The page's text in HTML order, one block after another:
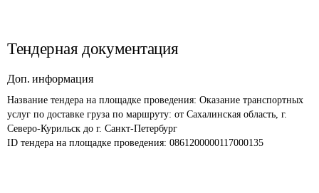
Тендерная документация
Доп. информация
Название тендера на площадке проведения: Оказание транспортных
услуг по доставке груза по маршруту: от Сахалинская область, г.
Северо-Курильск до г. Санкт-Петербург
ID тендера на площадке проведения: 0861200000117000135